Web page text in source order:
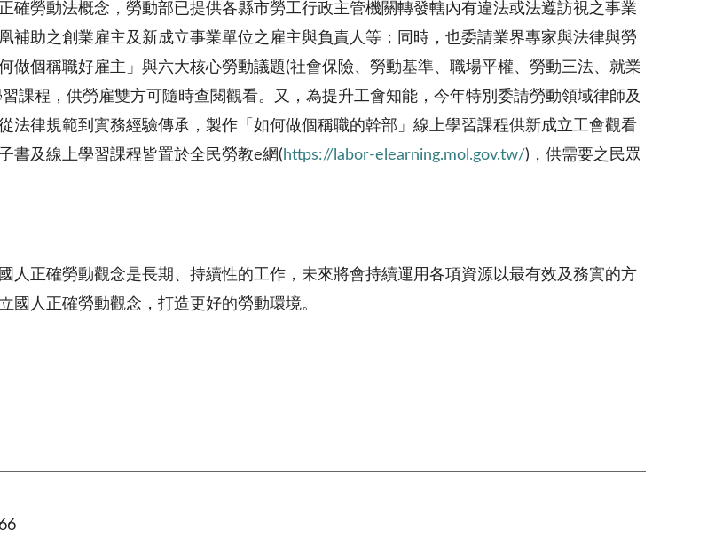
確勞動法概念，勞動部已提供各縣市勞工行政主管機關轉發轄內有違法或法遵訪視之事業
補助之創業雇主及新成立事業單位之雇主與負責人等；同時，也委請業界專家與法律與勞
做個稱職好雇主」與六大核心勞動議題(社會保險、勞動基準、職場平權、勞動三法、就業
課程，供勞雇雙方可隨時查閱觀看。又，為提升工會知能，今年特別委請勞動領域律師及
法律規範到實務經驗傳承，製作「如何做個稱職的幹部」線上學習課程供新成立工會觀看
書及線上學習課程皆置於全民勞教e網( https://labor-elearning.mol.gov.tw/)，供需要之民眾
人正確勞動觀念是長期、持續性的工作，未來將會持續運用各項資源以最有效及務實的方
國人正確勞動觀念，打造更好的勞動環境。